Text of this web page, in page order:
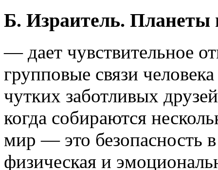
Б. Израитель. Планеты
— дает чувствительное
групповые связи
чутких заботливых
когда собираются
мир — это безопасность
физическая и